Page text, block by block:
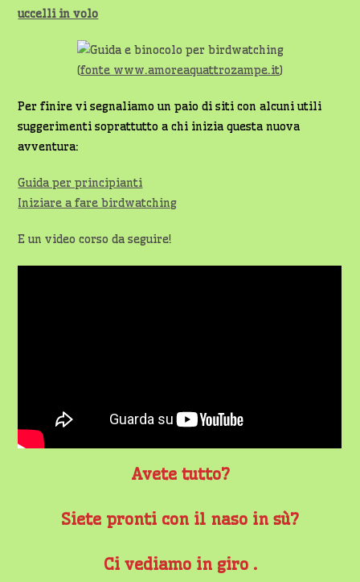
uccelli in volo
(fonte www.amoreaquattrozampe.it)
Per finire vi segnaliamo un paio di siti con alcuni utili
suggerimenti soprattutto a chi inizia questa nuova
avventura:
Guida per principianti
Iniziare a fare birdwatching
E un video corso da seguire!
Avete tutto?
Siete pronti con il naso in sù?
Ci vediamo in giro .